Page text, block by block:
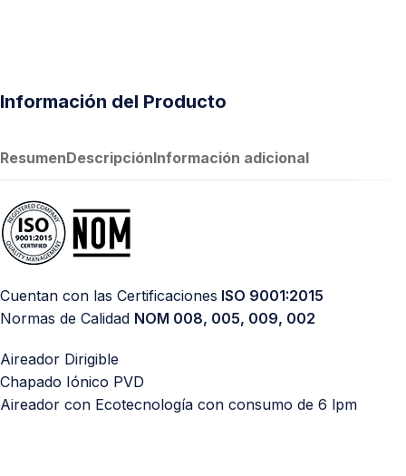
Información del Producto
ResumenDescripciónInformación adicional
Cuentan con las Certificaciones ISO 9001:2015
Normas de Calidad NOM 008, 005, 009, 002
Aireador Dirigible
Chapado Iónico PVD
Aireador con Ecotecnología con consumo de 6 lpm